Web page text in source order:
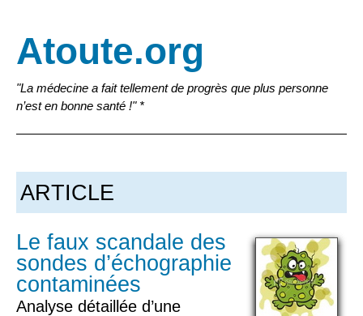
Atoute.org
"La médecine a fait tellement de progrès que plus personne
n’est en bonne santé !" *
ARTICLE
Le faux scandale des
sondes d’échographie
contaminées
Analyse détaillée d’une